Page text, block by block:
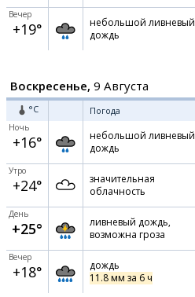
Вечер
+19°
небольшой ливневый
дождь
Воскресенье, 9 Августа
°C Погода
Ночь
+16°
небольшой ливневый
дождь
Утро
+24°
значительная
облачность
День
+25°
ливневый дождь,
возможна гроза
Вечер
+18°
дождь
11.8 мм за 6 ч